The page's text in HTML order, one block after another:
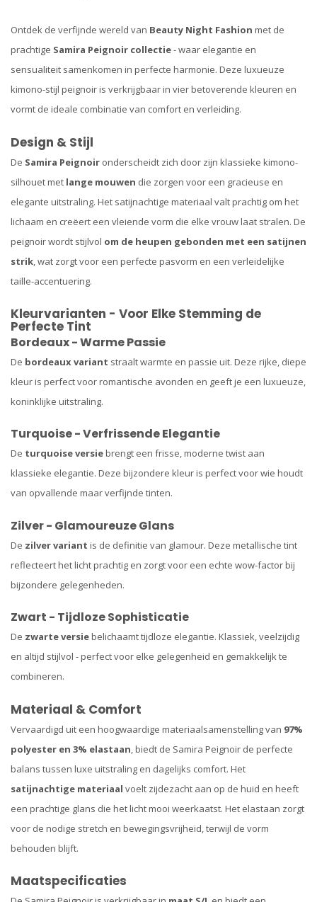
Ontdek de verfijnde wereld van Beauty Night Fashion met de
prachtige Samira Peignoir collectie- waar elegantie en
sensualiteit samenkomen in perfecte harmonie. Deze luxueuze
kimono-stijl peignoir is verkrijgbaar in vier betoverende kleuren en
vormt de ideale combinatie van comfort en verleiding.
Design & Stijl
De Samira Peignoir onderscheidt zich door zijn klassieke kimono-
silhouet met lange mouwen die zorgen voor een gracieuse en
elegante uitstraling. Het satijnachtige materiaal valt prachtig om het
lichaam en creëert een vleiende vorm die elke vrouw laat stralen. De
peignoir wordt stijlvol om de heupen gebonden met een satijnen
strik, wat zorgt voor een perfecte pasvorm en een verleidelijke
taille-accentuering.
Kleurvarianten - Voor Elke Stemming de
Perfecte Tint
Bordeaux - Warme Passie
De bordeaux variant straalt warmte en passie uit. Deze rijke, diepe
kleur is perfect voor romantische avonden en geeft je een luxueuze,
koninklijke uitstraling.
Turquoise - Verfrissende Elegantie
De turquoise versiebrengt een frisse, moderne twist aan
klassieke elegantie. Deze bijzondere kleur is perfect voor wie houdt
van opvallende maar verfijnde tinten.
Zilver - Glamoureuze Glans
De zilver variant is de definitie van glamour. Deze metallische tint
reflecteert het licht prachtig en zorgt voor een echte wow-factor bij
bijzondere gelegenheden.
Zwart - Tijdloze Sophisticatie
De zwarte versiebelichaamt tijdloze elegantie. Klassiek, veelzijdig
en altijd stijlvol - perfect voor elke gelegenheid en gemakkelijk te
combineren.
Materiaal & Comfort
Vervaardigd uit een hoogwaardige materiaalsamenstelling van 97%
polyester en 3% elastaan, biedt de Samira Peignoir de perfecte
balans tussen luxe uitstraling en dagelijks comfort. Het
satijnachtige materiaal voelt zijdezacht aan op de huid en heeft
een prachtige glans die het licht mooi weerkaatst. Het elastaan zorgt
voor de nodige stretch en bewegingsvrijheid, terwijl de vorm
behouden blijft.
Maatspecificaties